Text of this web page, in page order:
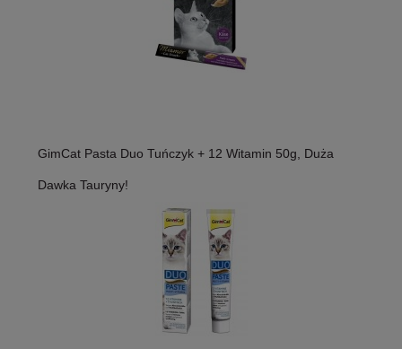
GimCat Pasta Duo Tuńczyk + 12 Witamin 50g, Duża
Dawka Tauryny!